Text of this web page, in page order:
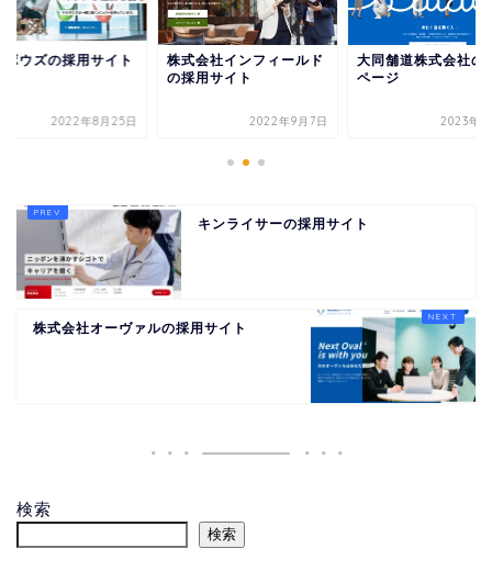
ボウズの採用サイト
2022年8月25日
株式会社インフィールド
の採用サイト
2022年9月7日
大同舗道株式会社の
ページ
2023年9
キンライサーの採用サイト
株式会社オーヴァルの採用サイト
検索
検索